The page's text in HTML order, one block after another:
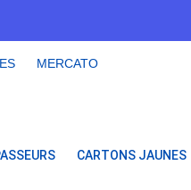
MERCATO
CARTONS JAUNES